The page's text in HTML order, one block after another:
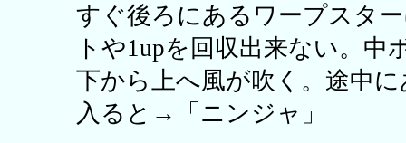
すぐ後ろにあるワープスタ
トや1upを回収出来ない。
下から上へ風が吹く。途中
入ると→「ニンジャ」